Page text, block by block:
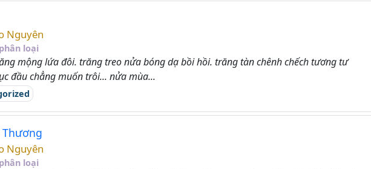
Nguyên
loại
mộng lứa đôi. trăng treo nửa bóng dạ bồi hồi. trăng tàn chênh chếch tương tư
đầu chẳng muốn trôi... nửa mùa...
Nguyên
loại